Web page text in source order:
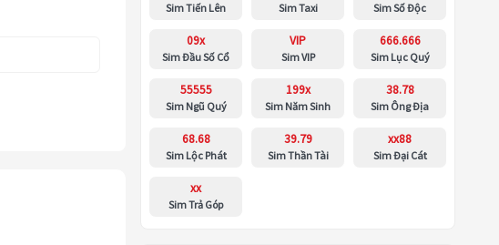
Sim Tiến Lên Sim Taxi Sim Số Độc
09x
Sim Đầu Số Cổ
VIP
Sim VIP
666.666
Sim Lục Quý
55555
Sim Ngũ Quý
199x
Sim Năm Sinh
38.78
Sim Ông Địa
68.68
Sim Lộc Phát
39.79
Sim Thần Tài
xx88
Sim Đại Cát
xx
Sim Trả Góp